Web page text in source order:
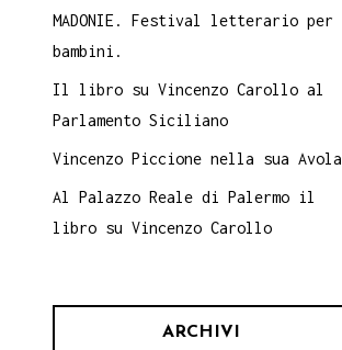
MADONIE. Festival letterario per
bambini.
Il libro su Vincenzo Carollo al
Parlamento Siciliano
Vincenzo Piccione nella sua Avola
Al Palazzo Reale di Palermo il
libro su Vincenzo Carollo
ARCHIVI